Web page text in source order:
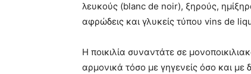
λευκούς (blanc de noir), ξηρούς,
αφρώδεις και γλυκείς τύπου vins de
Η ποικιλία συναντάτε σε
αρμονικά τόσο με γηγενείς όσο και με